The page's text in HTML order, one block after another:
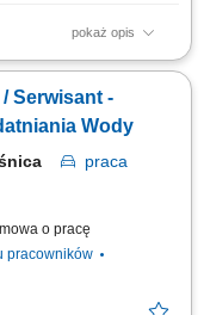
pokaż opis
i oczyszczania
Serwisant -
Wody
praca
o pracę
pracowników